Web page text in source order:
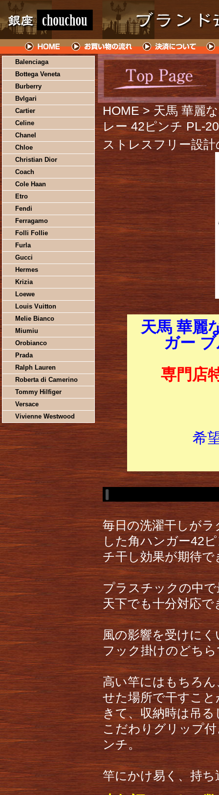
Balenciaga
Bottega Veneta
Burberry
Bvlgari
Cartier
Celine
Chanel
Chloe
Christian Dior
Coach
Cole Haan
Etro
Fendi
Ferragamo
Folli Follie
Furla
Gucci
Hermes
Krizia
Loewe
Louis Vuitton
Melie Bianco
Miumiu
Orobianco
Prada
Ralph Lauren
Roberta di Camerino
Tommy Hilfiger
Versace
Vivienne Westwood
HOME > 天馬 華麗
レー 42ピンチ PL-20
ストレスフリー設
天馬 華麗
ガー
専門店
希
毎日の洗濯干しが
した角ハンガー42
チ干し効果が期待で
プラスチックの中
天下でも十分対応
風の影響を受けに
フック掛けのどち
高い竿にはもちろ
せた場所で干すこ
きて、収納時は吊
こだわりグリップ
ンチ。
竿にかけ易く、持